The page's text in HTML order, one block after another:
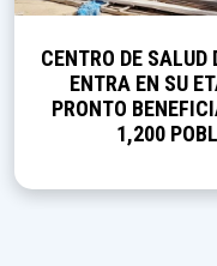
CENTRO DE SALUD
ENTRA EN SU
PRONTO
1,200